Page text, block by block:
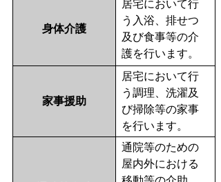
身体介護
居宅において行
う入浴、排せつ
及び食事等の介
護を行います。
家事援助
居宅において行
う調理、洗濯及
び掃除等の家事
を行います。
通院等のための
屋内外における